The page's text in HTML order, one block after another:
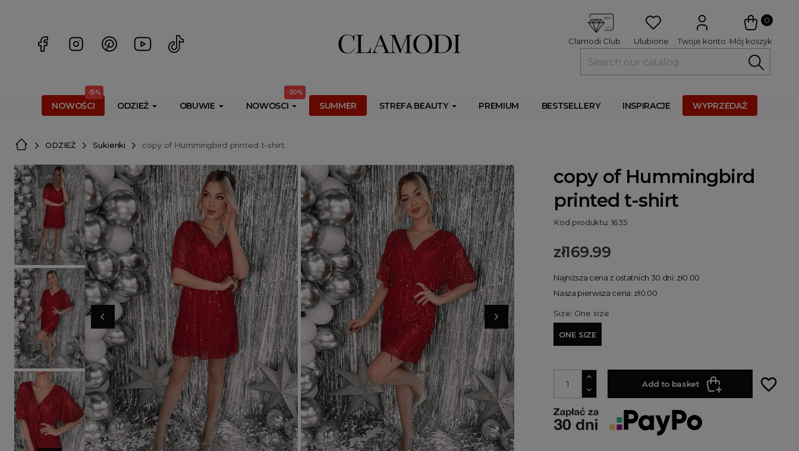
0
Mój koszyk
Twoje konto
Ulubione
Clamodi Club
NOWOŚCI
-15%
ODZIEŻ OBUWIE NOWOSCI
-30%
SUMMER STREFA BEAUTY PREMIUM BESTSELLERY INSPIRACJE WYPRZEDAŻ
ODZIEŻ Sukienki copy of Hummingbird printed t-shirt
copy of Hummingbird
printed t-shirt
Kod produktu: 1635
zł169.99
Najniższa cena z ostatnich 30 dni: zł0.00
Nasza pierwsza cena: zł0.00
Size: One size
ONE SIZE
Add to basket favorite_border